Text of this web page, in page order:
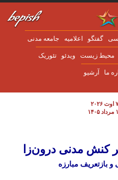
گفتگو اعلاميه جامعه مدنی
زیست ویدئو تئوریک
آرشیو
مدنی درون‌زا
کنش مدنی درون‌زا
مبارزه